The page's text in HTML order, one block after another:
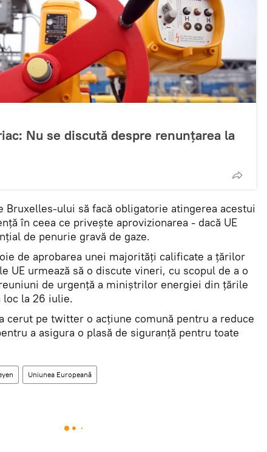
Nu se discută despre renunţarea la
Bruxelles-ului să facă obligatorie atingerea acestui
în ceea ce privește aprovizionarea - dacă UE
de penurie gravă de gaze.
de aprobarea unei majorități calificate a țărilor
UE urmează să o discute vineri, cu scopul de a o
de urgență a miniștrilor energiei din țările
loc la 26 iulie.
cerut pe twitter o acțiune comună pentru a reduce
a asigura o plasă de siguranță pentru toate
Uniunea Europeană